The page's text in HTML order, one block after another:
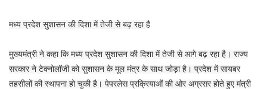
मध्य प्रदेश सुशासन की दिशा में तेजी से बढ़ रहा है
मुख्यमंत्री ने कहा कि मध्य प्रदेश सुशासन की दिशा में तेजी से आगे बढ़ रहा है। राज्य
सरकार ने टेक्नोलॉजी को सुशासन के मूल मंत्र के साथ जोड़ा है। प्रदेश में सायबर
तहसीलों की स्थापना हो चुकी है। पेपरलेस प्रक्रियाओं की ओर अग्रसर होते हुए मंत्री